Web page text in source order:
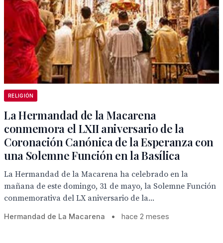
RELIGIÓN
La Hermandad de la Macarena
conmemora el LXII aniversario de la
Coronación Canónica de la Esperanza con
una Solemne Función en la Basílica
La Hermandad de la Macarena ha celebrado en la
mañana de este domingo, 31 de mayo, la Solemne Función
conmemorativa del LX aniversario de la...
Hermandad de La Macarena • hace 2 meses